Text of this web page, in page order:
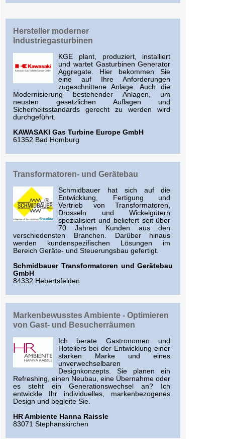
Hersteller moderner
Industriegasturbinen
KGE plant, produziert, installiert
und wartet Gasturbinen Generator
Aggregate. Hier bekommen Sie
eine auf Ihre Anforderungen
zugeschnittene Anlage. Auch die
Modernisierung bestehender Anlagen, um
neusten gesetzlichen Auflagen und
Sicherheitsstandards gerecht zu werden wird
durchgeführt.
KAWASAKI Gas Turbine Europe GmbH
61352 Bad Homburg
Transformatoren- und Gerätebau
Schmidbauer hat sich auf die
Entwicklung, Fertigung und
Vertrieb von Transformatoren,
Drosseln und Wickelgütern
spezialisiert und beliefert seit über
70 Jahren Kunden aus den
verschiedensten Branchen. Darüber hinaus
werden kundenspezifischen Lösungen im
Bereich Geräte- und Steuerungsbau gefertigt.
Schmidbauer Transformatoren und Gerätebau
GmbH
84332 Hebertsfelden
Markenbewusstes Ambiente - Optimieren
von Gast- und Besucherräumen
Ich berate Gastronomen und
Hoteliers bei der Entwicklung einer
starken Marke und eines
unverwechselbaren
Designkonzepts. Sie planen ein
Refreshing, einen Neubau, eine Übernahme oder
es steht ein Generationswechsel an? Ich
entwickle Ihr individuelles, markenbezogenes
Design und begleite Sie.
HR Ambiente Hanna Raissle
83071 Stephanskirchen